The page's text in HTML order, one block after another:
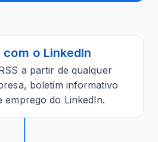
o LinkedIn
a partir de qualquer
boletim informativo
emprego do LinkedIn.